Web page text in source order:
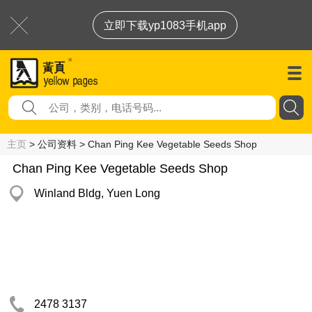
立即下载yp1083手机app
主页 > 公司资料 > Chan Ping Kee Vegetable Seeds Shop
Chan Ping Kee Vegetable Seeds Shop
Winland Bldg, Yuen Long
2478 3137